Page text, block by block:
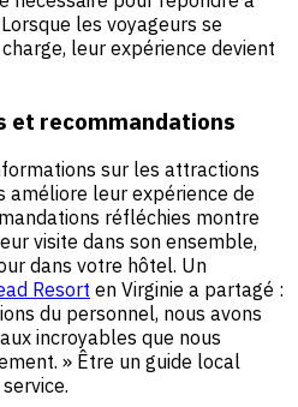
les voyageurs se
leur expérience devient
et recommandations
sur les attractions
améliore leur expérience de
réfléchies montre
visite dans son ensemble,
dans votre hôtel. Un
Resort en Virginie a partagé :
du personnel, nous avons
incroyables que nous
» Être un guide local